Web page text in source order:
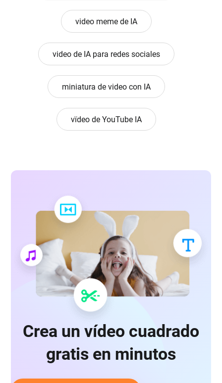
video meme de IA
video de IA para redes sociales
miniatura de video con IA
vïdeo de YouTube IA
Crea un vídeo cuadrado
gratis en minutos